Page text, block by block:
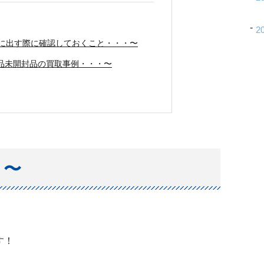
出す際に確認しておくこと・・・〜
未開封品の買取事例・・・〜